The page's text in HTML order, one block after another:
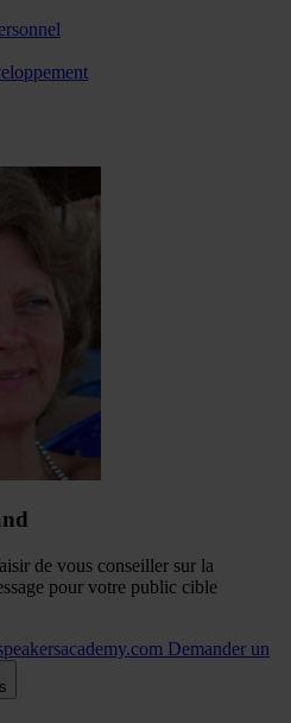
de vous conseiller sur la
pour votre public cible
Demander un